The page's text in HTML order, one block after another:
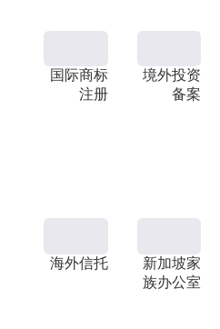
国际商标
注册
境外投资
备案
海外信托
新加坡家
族办公室